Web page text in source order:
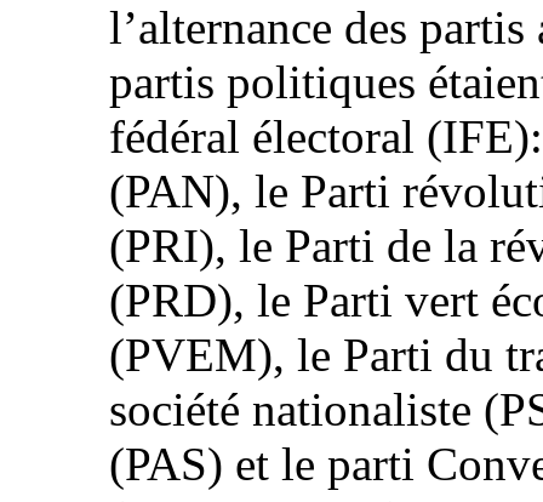
l’alternance des
partis politiques
fédéral électoral
(PAN), le Parti
(PRI), le Parti de la
(PRD), le Parti vert
(PVEM), le Parti du
société nationaliste
(PAS) et le parti